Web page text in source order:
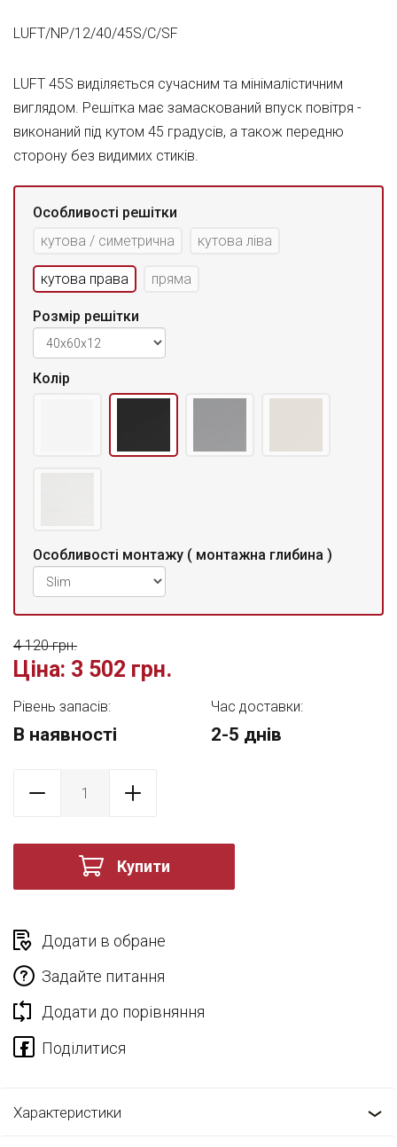
LUFT/NP/12/40/45S/C/SF
LUFT 45S виділяється сучасним та мінімалістичним
виглядом. Решітка має замаскований впуск повітря -
виконаний під кутом 45 градусів, а також передню
сторону без видимих стиків.
Особливості решітки
кутова / симетрична
кутова ліва
кутова права пряма
Розмір решітки
Колір
Особливості монтажу ( монтажна глибина )
Ціна: 3 502 грн.
4 120 грн.
Рівень запасів:
В наявності
Час доставки:
2-5 днів
Купити
Додати в обране
Задайте питання
Додати до порівняння
Характеристики